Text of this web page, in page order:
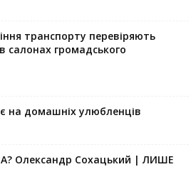
транспорту перевіряють
салонах громадського
на домашніх улюбленців
Олександр Сохацький | ЛИШЕ